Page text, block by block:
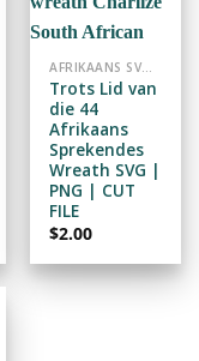
ADD TO
WISHLIST
AFRIKAANS SVG / PNG / CUTFILE
Trots Lid van
die 44
Afrikaans
Sprekendes
Wreath SVG |
PNG | CUT
FILE
$2.00